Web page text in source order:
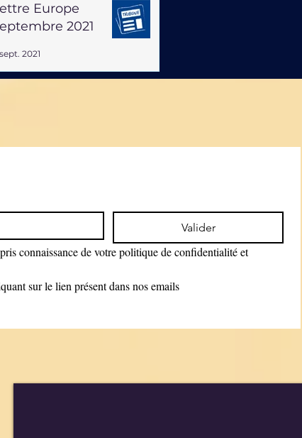
Europe
2021
2021
Valider
connaissance de votre politique de confidentialité et
sur le lien présent dans nos emails